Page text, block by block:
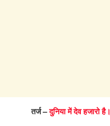
तर्ज –दुनिया में देव हजारो है।